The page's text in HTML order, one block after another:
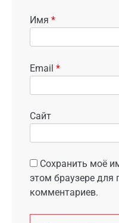
Имя *
Email *
Сайт
Сохранить моё
этом браузере
комментариев.